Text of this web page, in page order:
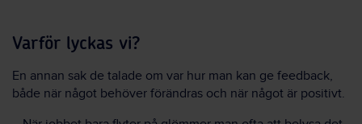
Varför lyckas vi?
En annan sak de talade om var hur man kan ge feedback,
både när något behöver förändras och när något är positivt.